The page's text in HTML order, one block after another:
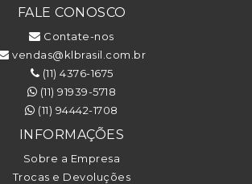
FALE CONOSCO
Contate-nos
vendas@klbrasil.com.br
(11) 4376-1675
(11) 91939-5718
(11) 94442-1708
INFORMAÇÕES
Sobre a Empresa
Trocas e Devoluções